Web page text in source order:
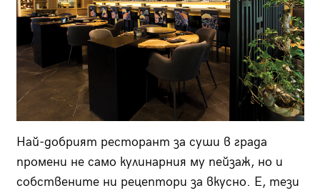
Най-добрият ресторант за суши в града
промени не само кулинарния му пейзаж, но и
собствените ни рецептори за вкусно. Е, тези